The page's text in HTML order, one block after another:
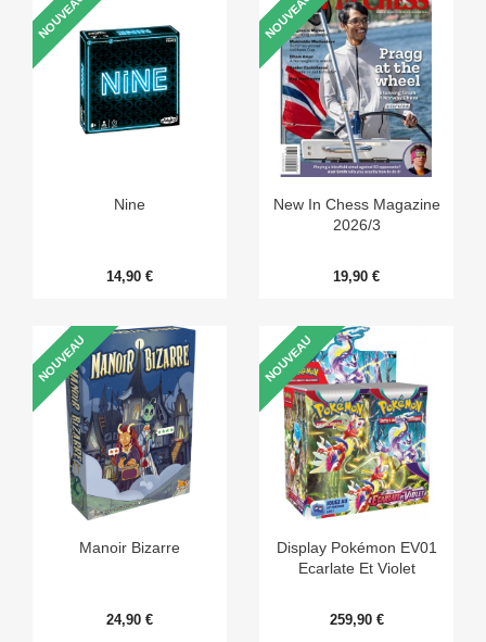
Nine
14,90 €
NOUVEAU
New In Chess Magazine
2026/3
19,90 €
NOUVEAU
Manoir Bizarre
24,90 €
NOUVEAU
Display Pokémon EV01
Ecarlate Et Violet
259,90 €
NOUVEAU